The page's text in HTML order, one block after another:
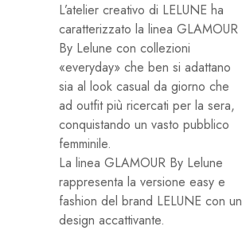
L’atelier creativo di LELUNE ha
caratterizzato la linea GLAMOUR
By Lelune con collezioni
«everyday» che ben si adattano
sia al look casual da giorno che
ad outfit più ricercati per la sera,
conquistando un vasto pubblico
femminile.
La linea GLAMOUR By Lelune
rappresenta la versione easy e
fashion del brand LELUNE con un
design accattivante.